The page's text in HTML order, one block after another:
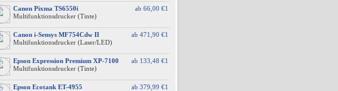
ab 66,00 €1
Canon Pixma TS6550i
Multifunktionsdrucker (Tinte)
ab 471,90 €1
Canon i-Sensys MF754Cdw II
Multifunktionsdrucker (Laser/LED)
ab 133,48 €1
Epson Expression Premium XP-7100
Multifunktionsdrucker (Tinte)
ab 379,99 €1
Epson Ecotank ET-4955